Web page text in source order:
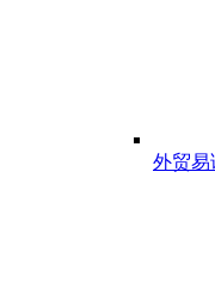
外贸易